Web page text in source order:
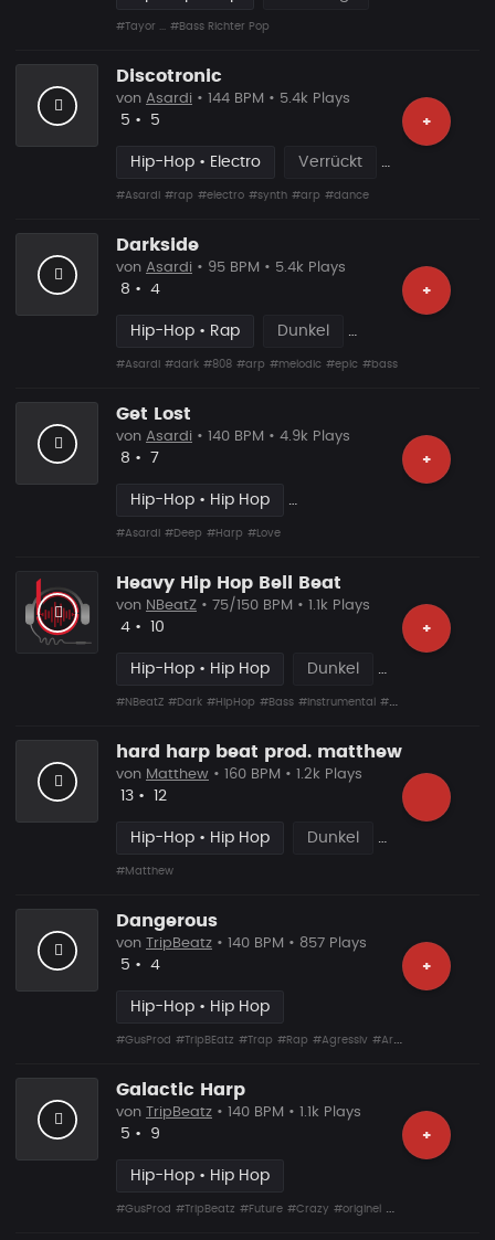
#Tayor ... #Bass Richter Pop
Discotronic
+
von Asardi • 144 BPM • 5.4k Plays
Likes
5 • Vorgeschlagen
5
Hip-Hop • Electro Verrückt
#Asardi #rap #electro #synth #arp #dance
Darkside
+
von Asardi • 95 BPM • 5.4k Plays
Likes
8 • Vorgeschlagen
4
Hip-Hop • Rap Dunkel
#Asardi #dark #808 #arp #melodic #epic #bass
Get Lost
+
von Asardi • 140 BPM • 4.9k Plays
Likes
8 • Vorgeschlagen
7
Hip-Hop • Hip Hop
#Asardi #Deep #Harp #Love
Heavy Hip Hop Bell Beat
+
von NBeatZ • 75/150 BPM • 1.1k Plays
Likes
4 • Vorgeschlagen
10
Hip-Hop • Hip Hop Dunkel
#NBeatZ #Dark #HipHop #Bass #Instrumental #Gangster
hard harp beat prod. matthew
von Matthew • 160 BPM • 1.2k Plays
Likes
13 • Vorgeschlagen
12
Hip-Hop • Hip Hop Dunkel
#Matthew
Dangerous
+
von TripBeatz • 140 BPM • 857 Plays
Likes
5 • Vorgeschlagen
4
Hip-Hop • Hip Hop
#GusProd #TripBEatz #Trap #Rap #Agressiv #Arp
Galactic Harp
+
von TripBeatz • 140 BPM • 1.1k Plays
Likes
5 • Vorgeschlagen
9
Hip-Hop • Hip Hop
#GusProd #TripBeatz #Future #Crazy #originel #Beat